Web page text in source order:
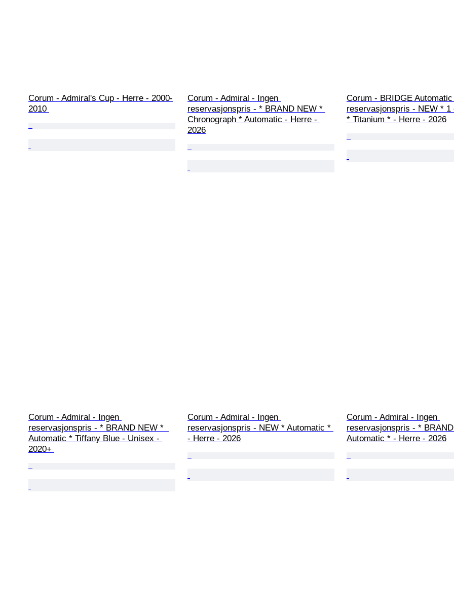
Corum - Admiral's Cup - Herre - 2000-
2010
Corum - Admiral - Ingen
reservasjonspris - * BRAND NEW *
Chronograph * Automatic - Herre -
2026
Corum - BRIDGE
reservasjonspris - NEW *
* Titanium * - Herre - 2026
Corum - Admiral - Ingen
reservasjonspris - * BRAND NEW *
Automatic * Tiffany Blue - Unisex -
2020+
Corum - Admiral - Ingen
reservasjonspris - NEW * Automatic *
- Herre - 2026
Corum - Admiral - Ingen
reservasjonspris - *
Automatic * - Herre - 2026